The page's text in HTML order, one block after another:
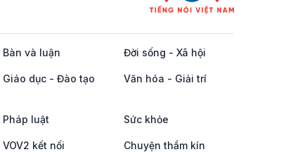
Bàn và luận Đời sống - Xã hội
Giáo dục - Đào tạo Văn hóa - Giải trí
Pháp luật Sức khỏe
VOV2 kết nối Chuyện thầm kín